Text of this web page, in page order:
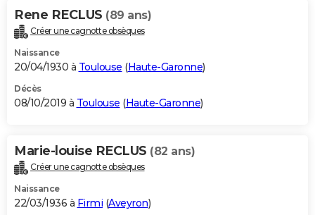
Rene RECLUS (89 ans)
Créer une cagnotte obsèques
Naissance
20/04/1930 à Toulouse (Haute-Garonne)
Décès
08/10/2019 à Toulouse (Haute-Garonne)
Marie-louise RECLUS (82 ans)
Créer une cagnotte obsèques
Naissance
22/03/1936 à Firmi (Aveyron)